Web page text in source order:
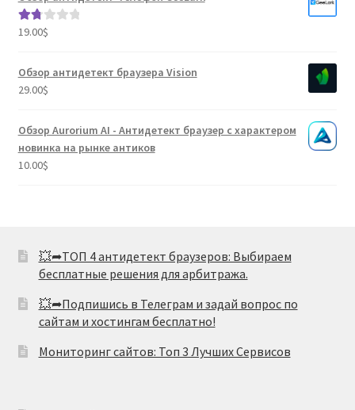
из 5
Оце
1.80
19.00$
Обзор антидетект браузера Vision
29.00$
Обзор Aurorium AI - Антидетект браузер с характером
новинка на рынке антиков
10.00$
💥➦ТОП 4 антидетект браузеров: Выбираем
бесплатные решения для арбитража.
💥➦Подпишись в Телеграм и задай вопрос по
сайтам и хостингам бесплатно!
Мониторинг сайтов: Топ 3 Лучших Сервисов